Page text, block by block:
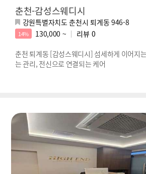
춘천-감성스웨디시
강원특별자치도 춘천시 퇴계동 946-8
14% 130,000 ~ 리뷰 0
춘천 퇴계동 [감성스웨디시] 섬세하게 이어지
는 관리, 전신으로 연결되는 케어